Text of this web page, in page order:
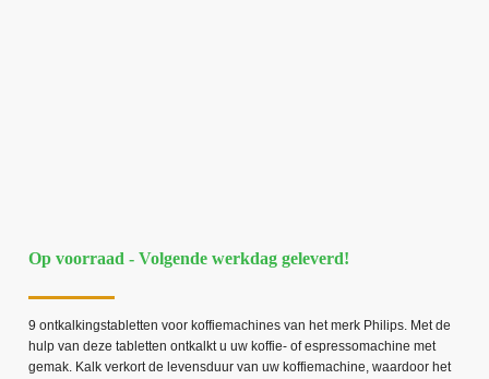
Op voorraad - Volgende werkdag geleverd!
9 ontkalkingstabletten voor koffiemachines van het merk Philips. Met de
hulp van deze tabletten ontkalkt u uw koffie- of espressomachine met
gemak. Kalk verkort de levensduur van uw koffiemachine, waardoor het